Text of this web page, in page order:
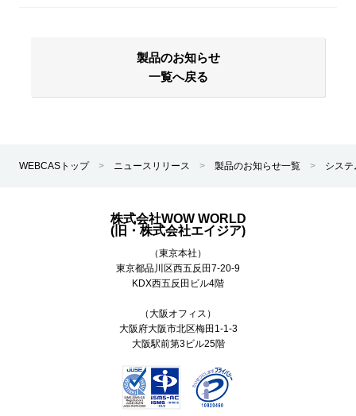
製品のお知らせ
一覧へ戻る
WEBCASトップ > ニュースリリース > 製品のお知らせ一覧 > シス
株式会社WOW WORLD
(旧・株式会社エイジア)
（東京本社）
東京都品川区西五反田7-20-9
KDX西五反田ビル4階
（大阪オフィス）
大阪府大阪市北区梅田1-1-3
大阪駅前第3ビル25階